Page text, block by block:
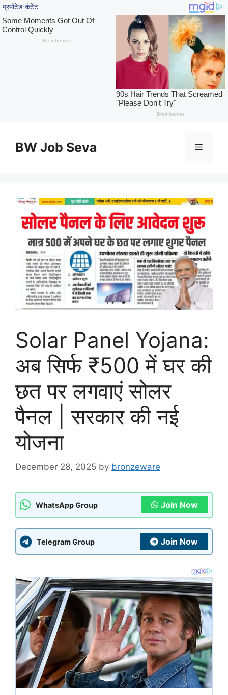
contentBW Job Seva Menu
Solar Panel Yojana:
अब सिर्फ ₹500 में घर की
छत पर लगवाएं सोलर
पैनल | सरकार की नई
योजना
December 28, 2025 by bronzeware
WhatsApp Group Join Now
Telegram Group Join Now